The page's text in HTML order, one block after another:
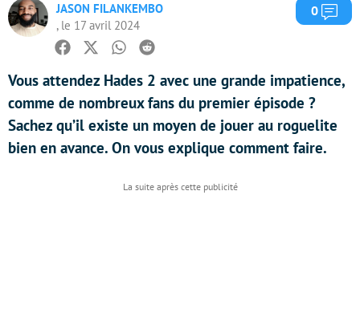
JASON FILANKEMBO
, le 17 avril 2024
0
Facebook
TwitterWhatsapp
Reddit
Vous attendez Hades 2 avec une grande impatience,
comme de nombreux fans du premier épisode ?
Sachez qu’il existe un moyen de jouer au roguelite
bien en avance. On vous explique comment faire.